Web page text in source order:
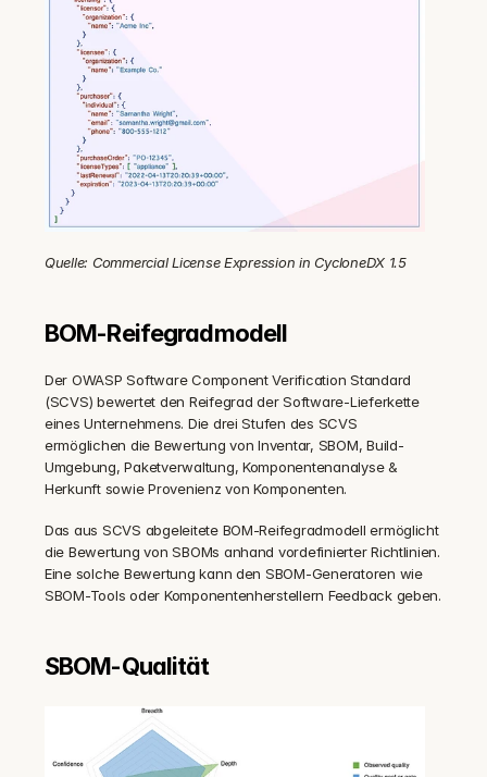
Quelle: Commercial License Expression in CycloneDX 1.5
BOM-Reifegradmodell
Der OWASP Software Component Verification Standard
(SCVS) bewertet den Reifegrad der Software-Lieferkette
eines Unternehmens. Die drei Stufen des SCVS
ermöglichen die Bewertung von Inventar, SBOM, Build-
Umgebung, Paketverwaltung, Komponentenanalyse &
Herkunft sowie Provenienz von Komponenten.
Das aus SCVS abgeleitete BOM-Reifegradmodell ermöglicht
die Bewertung von SBOMs anhand vordefinierter Richtlinien.
Eine solche Bewertung kann den SBOM-Generatoren wie
SBOM-Tools oder Komponentenherstellern Feedback geben.
SBOM-Qualität